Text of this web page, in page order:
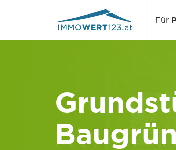
Für